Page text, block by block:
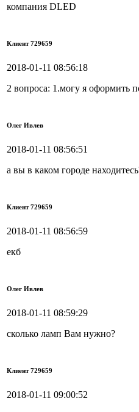
компания DLED
Клиент 729659
2018-01-11 08:56:18
2 вопроса: 1.могу я оформить
Олег Ивлев
2018-01-11 08:56:51
а вы в каком городе
Клиент 729659
2018-01-11 08:56:59
екб
Олег Ивлев
2018-01-11 08:59:29
сколько ламп Вам нужно?
Клиент 729659
2018-01-11 09:00:52